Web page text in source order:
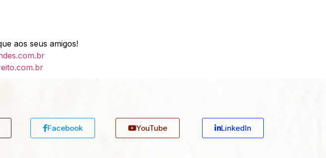
aos seus amigos!
Facebook YouTube Linkedln